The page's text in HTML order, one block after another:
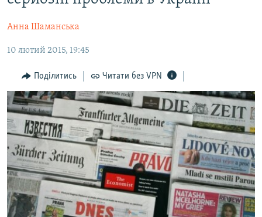
Перейти
до
навігації
Перейти
пошуку
ВІДЕО ТА ФОТО
ПОЛІТИКА
БЛОГИ
ПОГЛЯД
ІНТЕРВ'Ю
ВСЕ ЗА ДЕНЬ
СПЕЦПРОЕКТИ
ДЕПОРТАЦІЯ
ВІДЕОУРОКИ «ELIFBE»
СВІДЧЕННЯ ОКУПАЦІЇ
ЯК ОБІЙТИ БЛОКУВАННЯ
Русский
Qırımtatar
Анна Шаманська
10 лютий 2015, 19:45
Поділитись Читати без VPN